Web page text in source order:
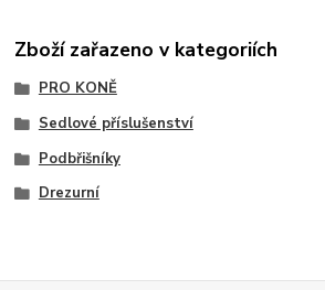
Zboží zařazeno v kategoriích
PRO KONĚ
Sedlové příslušenství
Podbřišníky
Drezurní